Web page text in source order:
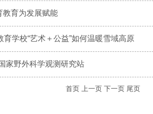
教育为发展赋能
学校“艺术＋公益”如何温暖雪域高原
家野外科学观测研究站
首页 上一页 下一页 尾页